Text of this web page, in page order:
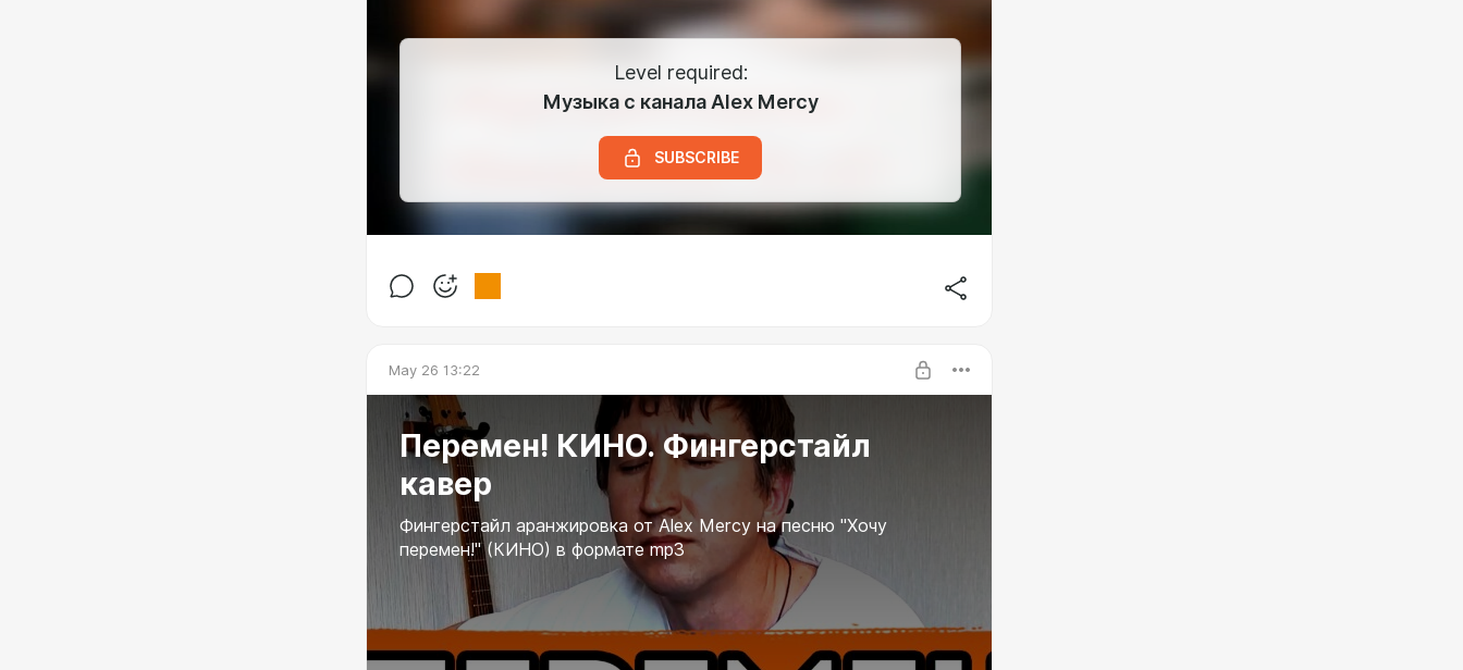
Level required:
Музыка с канала Alex Mercy
SUBSCRIBE
May 26 13:22
Перемен! КИНО. Фингерстайл
кавер
Фингерстайл аранжировка от Alex Mercy на песню "Хочу
перемен!" (КИНО) в формате mp3